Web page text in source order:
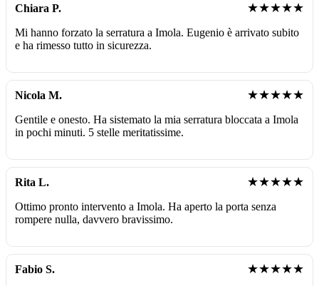
Chiara P. ★★★★★
Mi hanno forzato la serratura a Imola. Eugenio è arrivato subito
e ha rimesso tutto in sicurezza.
Nicola M. ★★★★★
Gentile e onesto. Ha sistemato la mia serratura bloccata a Imola
in pochi minuti. 5 stelle meritatissime.
Rita L. ★★★★★
Ottimo pronto intervento a Imola. Ha aperto la porta senza
rompere nulla, davvero bravissimo.
Fabio S. ★★★★★